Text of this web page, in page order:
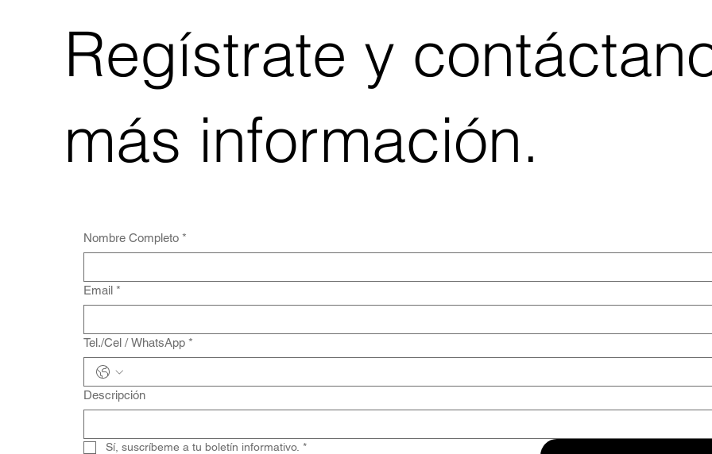
Regístrate y
más información.
Nombre Completo *
Email *
Tel./Cel / WhatsApp *
Descripción
Sí, suscríbeme a tu boletín informativo. *